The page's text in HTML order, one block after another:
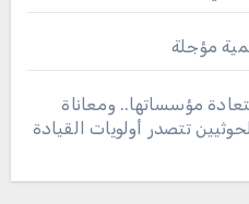
مؤجلة
مؤسساتها.. ومعاناة
تتصدر أولويات القيادة